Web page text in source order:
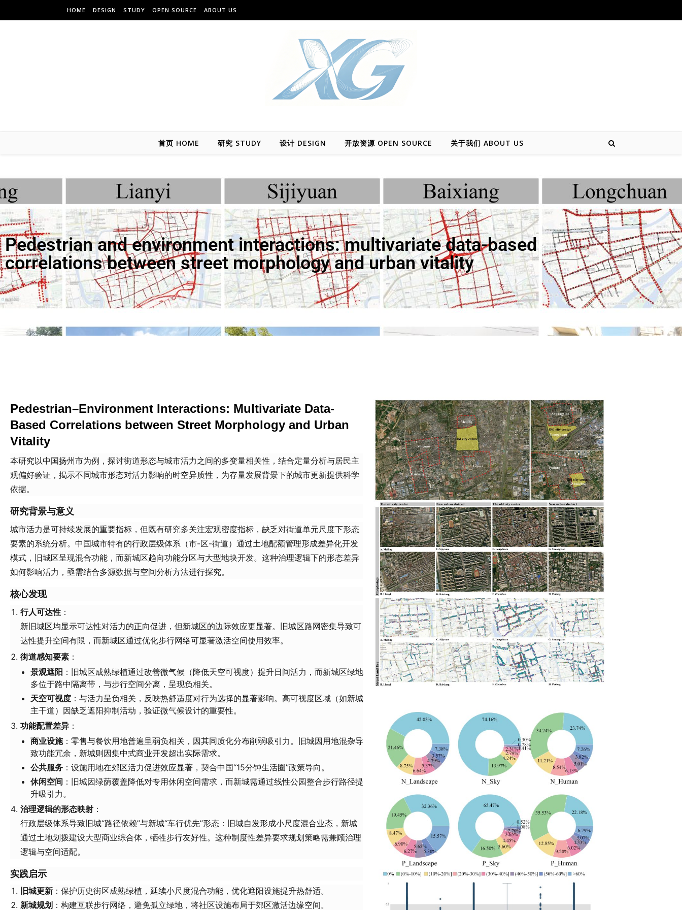
HOME DESIGN STUDY OPEN SOURCE ABOUT US
首页 HOME 研究 STUDY 设计 DESIGN 开放资源 OPEN SOURCE 关于我们 ABOUT US
Pedestrian and environment interactions: multivariate data-based
correlations between street morphology and urban vitality
Pedestrian–Environment Interactions: Multivariate Data-
Based Correlations between Street Morphology and Urban
Vitality
本研究以中国扬州市为例，探讨街道形态与城市活力之间的多变量相关性，结合定量分析与居民主
观偏好验证，揭示不同城市形态对活力影响的时空异质性，为存量发展背景下的城市更新提供科学
依据。
研究背景与意义
城市活力是可持续发展的重要指标，但既有研究多关注宏观密度指标，缺乏对街道单元尺度下形态
要素的系统分析。中国城市特有的行政层级体系（市-区-街道）通过土地配额管理形成差异化开发
模式，旧城区呈现混合功能，而新城区趋向功能分区与大型地块开发。这种治理逻辑下的形态差异
如何影响活力，亟需结合多源数据与空间分析方法进行探究。
核心发现
行人可达性 ：
新旧城区均显示可达性对活力的正向促进，但新城区的边际效应更显著。旧城区路网密集导致可
达性提升空间有限，而新城区通过优化步行网络可显著激活空间使用效率。
街道感知要素 ：
景观遮阳 ：旧城区成熟绿植通过改善微气候（降低天空可视度）提升日间活力，而新城区绿地
多位于路中隔离带，与步行空间分离，呈现负相关。
天空可视度 ：与活力呈负相关，反映热舒适度对行为选择的显著影响。高可视度区域（如新城
主干道）因缺乏遮阳抑制活动，验证微气候设计的重要性。
功能配置差异 ：
商业设施：零售与餐饮用地普遍呈弱负相关，因其同质化分布削弱吸引力。旧城因用地混杂导
致功能冗余，新城则因集中式商业开发超出实际需求。
公共服务 ：设施用地在郊区活力促进效应显著，契合中国“15分钟生活圈”政策导向。
休闲空间 ：旧城因绿荫覆盖降低对专用休闲空间需求，而新城需通过线性公园整合步行路径提
升吸引力。
治理逻辑的形态映射 ：
行政层级体系导致旧城“路径依赖”与新城“车行优先”形态：旧城自发形成小尺度混合业态，新城
通过土地划拨建设大型商业综合体，牺牲步行友好性。这种制度性差异要求规划策略需兼顾治理
逻辑与空间适配。
实践启示
旧城更新 ：保护历史街区成熟绿植，延续小尺度混合功能，优化遮阳设施提升热舒适。
新城规划 ：构建互联步行网络，避免孤立绿地，将社区设施布局于郊区激活边缘空间。